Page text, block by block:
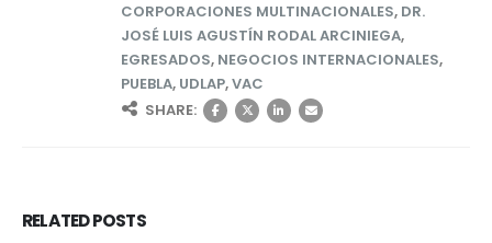
CORPORACIONES MULTINACIONALES, DR.
JOSÉ LUIS AGUSTÍN RODAL ARCINIEGA,
EGRESADOS, NEGOCIOS INTERNACIONALES,
PUEBLA, UDLAP,VAC
SHARE:
RELATEDPOSTS